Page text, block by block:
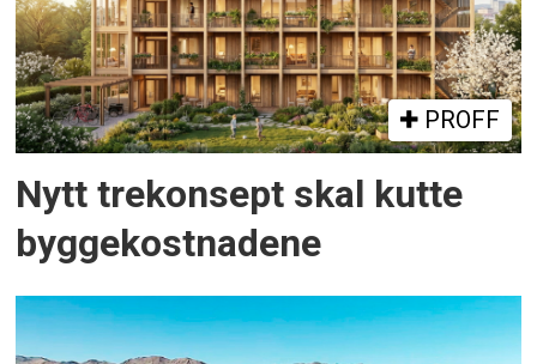
PROFF
Nytt trekonsept skal kutte
byggekostnadene